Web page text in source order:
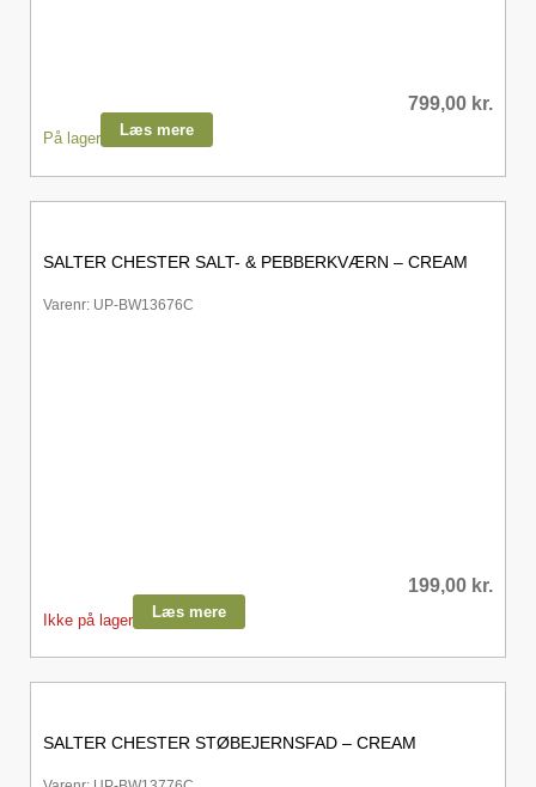
799,00 kr.
På lager Læs mere
SALTER CHESTER SALT- & PEBBERKVÆRN – CREAM
Varenr: UP-BW13676C
199,00 kr.
Ikke på lager Læs mere
SALTER CHESTER STØBEJERNSFAD – CREAM